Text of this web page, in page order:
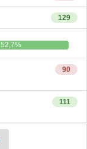
129
52,7%
90
111